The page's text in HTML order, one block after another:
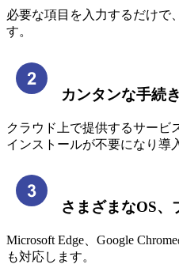
必要な項目を入力するだけで
す。
カンタンな手続
クラウド上で提供するサービ
インストールが不要になり導
さまざまなOS、
Microsoft Edge、Google
も対応します。